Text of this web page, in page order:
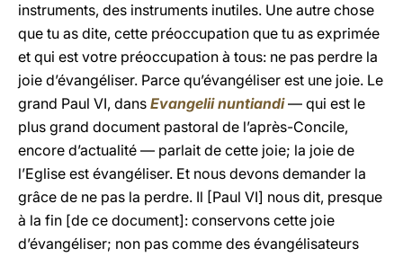
instruments, des instruments inutiles. Une autre chose
que tu as dite, cette préoccupation que tu as exprimée
et qui est votre préoccupation à tous: ne pas perdre la
joie d’évangéliser. Parce qu’évangéliser est une joie. Le
grand Paul VI, dans Evangelii nuntiandi— qui est le
plus grand document pastoral de l’après-Concile,
encore d’actualité — parlait de cette joie; la joie de
l’Eglise est évangéliser. Et nous devons demander la
grâce de ne pas la perdre. Il [Paul VI] nous dit, presque
à la fin [de ce document]: conservons cette joie
d’évangéliser; non pas comme des évangélisateurs